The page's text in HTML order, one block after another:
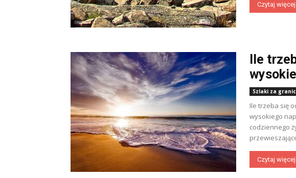
Czytaj więcej
Ile
Szlaki za
Ile trzeba się
wysokiego
codziennego
Czytaj więcej